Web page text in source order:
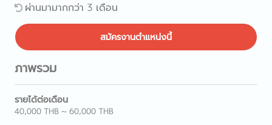
ผ่านมามากกว่า 3 เดือน
สมัครงานตำแหน่งนี้
ภาพรวม
รายได้ต่อเดือน
40,000 THB ~ 60,000 THB